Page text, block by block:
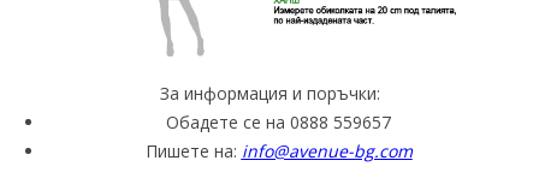
За информация и поръчки:
Обадете се на 0888 559657
Пишете на: info@avenue-bg.com